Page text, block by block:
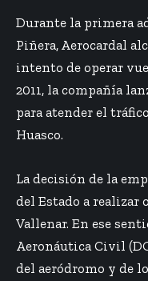
Durante la primera
Piñera, Aerocardal
intento de operar
2011, la compañía
para atender el
Huasco.
La decisión de la
del Estado a realizar
Vallenar. En ese
Aeronáutica Civil
del aeródromo y de